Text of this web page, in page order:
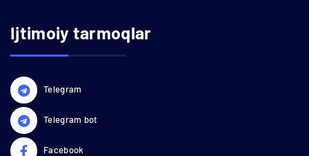
Ijtimoiy tarmoqlar
Telegram
Telegram bot
Facebook